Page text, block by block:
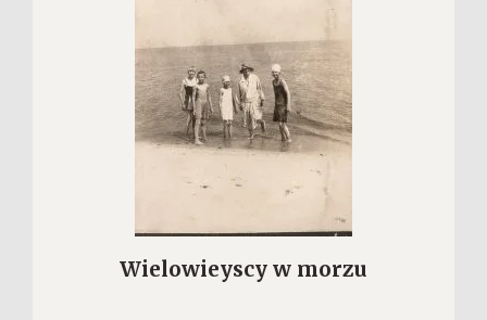
Wielowieyscy w morzu